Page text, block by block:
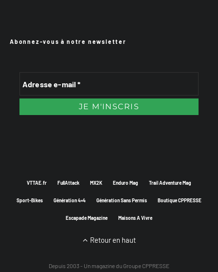
Abonnez-vous à notre newsletter
VTTAE.fr FullAttack MX2K Enduro Mag Trail Adventure Mag
Sport-Bikes Génération 4×4 Génération Sans Permis Boutique CPPRESSE
Escapade Magazine Maisons A Vivre
Retour en haut
Depuis 2003 - Un magazine du Groupe CPPRESSE